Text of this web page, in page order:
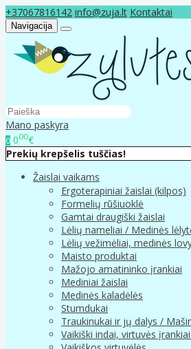
+37067816142 info@zuja.lt Kontaktai
Navigacija
Mano paskyra
0 000€
Prekių krepšelis tuščias!
Žaislai vaikams
Ergoterapiniai žaislai (kilpos)
Formelių rūšiuoklė
Gamtai draugiški žaislai
Lėlių nameliai / Medinės
Lėlių vežimėliai, medinės
Maisto produktai
Mažojo amatininko įrankiai
Mediniai žaislai
Medinės kaladėlės
Stumdukai
Traukinukai ir jų dalys /
Vaikiški indai, virtuvės